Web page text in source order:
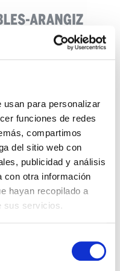
para personalizar
funciones de redes
compartimos
del sitio web con
publicidad y análisis
con otra información
hayan recopilado a
sus servicios.
195
EDITORIAL Nagiak
CON NOMBRE
derecho adecidir de
La extensión de
EREDUA